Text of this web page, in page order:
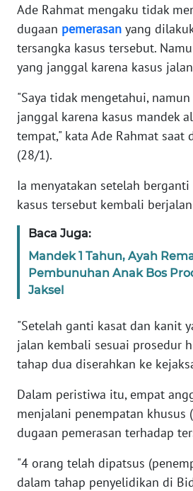
Ade Rahmat mengaku tidak
dugaan pemerasan yang
tersangka kasus tersebut.
yang janggal karena kasus
"Saya tidak mengetahui,
janggal karena kasus mandek
tempat," kata Ade Rahmat saat
(28/1).
Ia menyatakan setelah berganti
kasus tersebut kembali
Baca Juga:
Mandek 1 Tahun, Ayah
Pembunuhan Anak Bos
Jaksel
"Setelah ganti kasat dan kanit
jalan kembali sesuai prosedur
tahap dua diserahkan ke
Dalam peristiwa itu, empat
menjalani penempatan khusus
dugaan pemerasan terhadap
"4 orang telah dipatsus
dalam tahap penyelidikan di
MEDIA
SIBER
REDAKSI
KARIR
DISCLAIMER
Wahana
News
Regional
SUMUT
WN
WN
JABAR
WN
BANTEN
NTT